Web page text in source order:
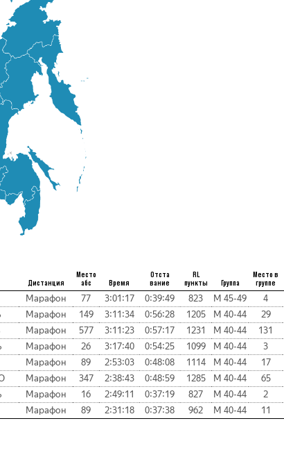
Дистанция
Место
абс
Время
Отста
вание
RL
пункты
Группа
Место в
группе
Марафон 77 3:01:17 0:39:49 823 М 45-49 4
Марафон 149 3:11:34 0:56:28 1205 М 40-44 29
Марафон 577 3:11:23 0:57:17 1231 М 40-44 131
Марафон 26 3:17:40 0:54:25 1099 М 40-44 3
Марафон 89 2:53:03 0:48:08 1114 М 40-44 17
Марафон 347 2:38:43 0:48:59 1285 М 40-44 65
Марафон 16 2:49:11 0:37:19 827 М 40-44 2
Марафон 89 2:31:18 0:37:38 962 М 40-44 11